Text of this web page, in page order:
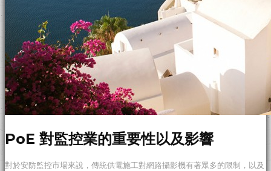
PoE 對監控業的重要性以及影響
對於安防監控市場來說，傳統供電施工對網路攝影機有著眾多的限制，以及